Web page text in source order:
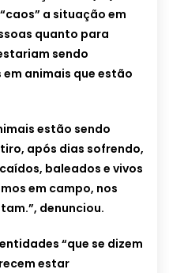
a situação em
quanto para
sendo
animais que estão
estão sendo
após dias sofrendo,
baleados e vivos
em campo, nos
denunciou.
“que se dizem
estar